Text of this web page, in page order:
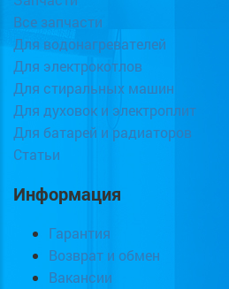
Все запчасти
Для водонагревателей
Для электрокотлов
Для стиральных машин
Для духовок и электроплит
Для батарей и радиаторов
Статьи
Информация
Гарантия
Возврат и обмен
Вакансии